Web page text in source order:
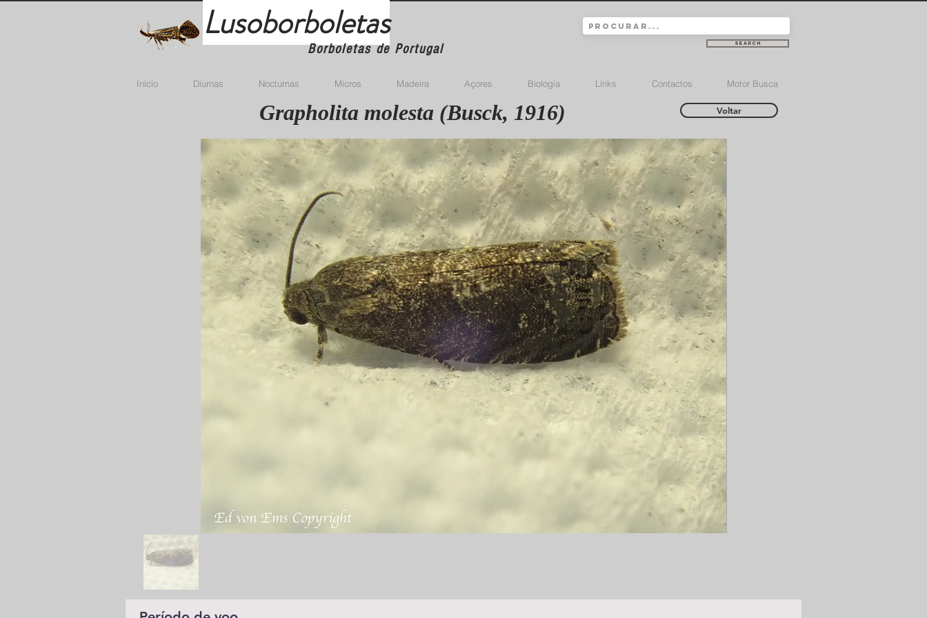
Lusoborboletas
Borboletas de Portugal Search
Início Diurnas Nocturnas Micros Madeira Açores Biologia Links Contactos Motor Busca
Grapholita molesta (Busck, 1916) Voltar